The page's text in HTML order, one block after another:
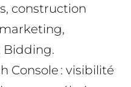
construction
Bidding.
Console : visibilité